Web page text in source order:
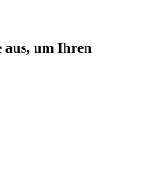
aus, um Ihren